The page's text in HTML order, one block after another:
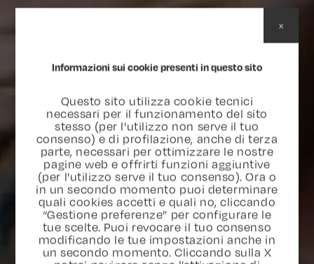
Informazioni sui cookie presenti in questo sito
Questo sito utilizza cookie tecnici
necessari per il funzionamento del sito
stesso (per l'utilizzo non serve il tuo
consenso) e di profilazione, anche di terza
parte, necessari per ottimizzare le nostre
pagine web e offrirti funzioni aggiuntive
(per l'utilizzo serve il tuo consenso). Ora o
in un secondo momento puoi determinare
quali cookies accetti e quali no, cliccando
“Gestione preferenze” per configurare le
tue scelte. Puoi revocare il tuo consenso
modificando le tue impostazioni anche in
un secondo momento. Cliccando sulla X
x